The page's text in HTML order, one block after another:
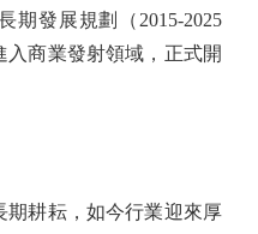
期發展規劃（2015-2025
商業發射領域，正式開
耕耘，如今行業迎來厚